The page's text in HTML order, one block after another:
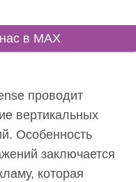
в MAX
проводит
вертикальных
Особенность
заключается
которая